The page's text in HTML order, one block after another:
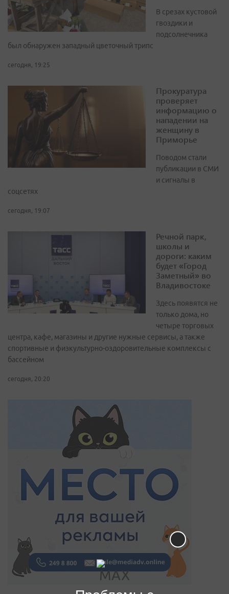
В срезах кустовой
гвоздики и
подсолнечника
был обнаружен западный цветочный трипс
сегодня, 19:25
Прокуратура
проверяет
информацию о
нападении на
женщину в
Приморье
Поводом стали
публикации в СМИ
и сигналы в
соцсетях
сегодня, 19:07
Речной парк,
школы и
дороги: каким
будет «Город
Заметный» во
Владивостоке
Здесь появятся не
только дома, но
четыре торговых
центра, кафе, магазины и другие нужные сервисы, а также
спортивные и физкультурно-оздоровительные комплексы с
бассейном
сегодня, 20:20